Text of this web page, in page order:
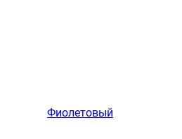
Фиолетовый